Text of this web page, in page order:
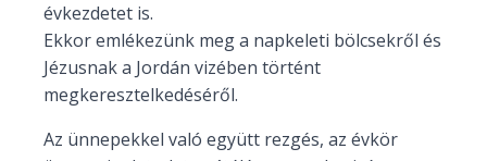
évkezdetet is.
Ekkor emlékezünk meg a napkeleti bölcsekről és
Jézusnak a Jordán vizében történt
megkeresztelkedéséről.
Az ünnepekkel való együtt rezgés, az évkör